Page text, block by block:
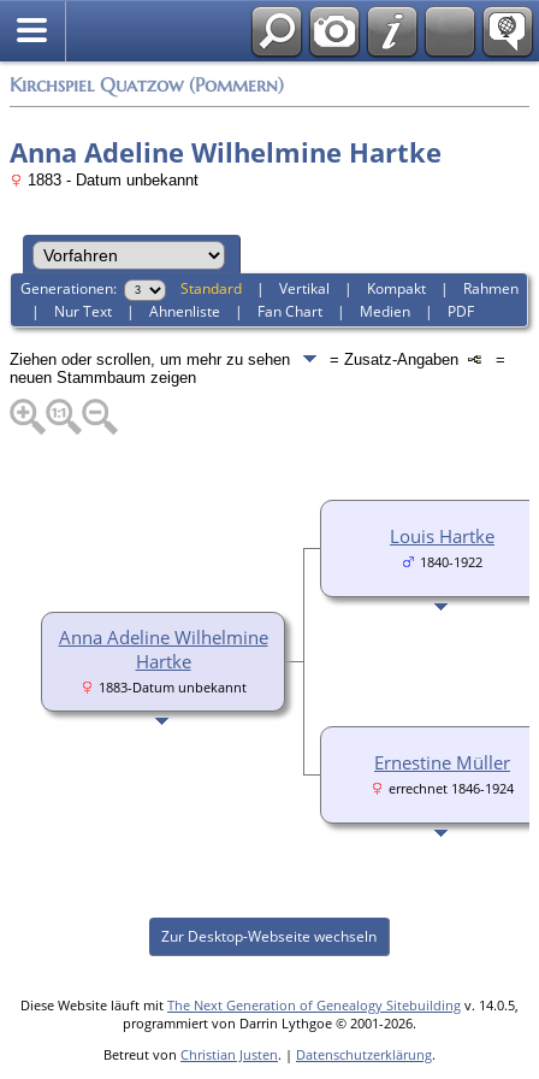
Kirchspiel Quatzow (Pommern)
Anna Adeline Wilhelmine Hartke
1883 - Datum unbekannt
Generationen: Standard |Vertikal | Kompakt | Rahmen
| Nur Text |Ahnenliste | Fan Chart | Medien | PDF
Ziehen oder scrollen, um mehr zu sehen = Zusatz-Angaben
=
neuen Stammbaum zeigen
Anna Adeline Wilhelmine
Hartke
1883-Datum unbekannt
Louis Hartke
1840-1922
Ernestine Müller
errechnet 1846-1924
Zur Desktop-Webseite wechseln
Diese Website läuft mit The Next Generation of Genealogy Sitebuilding v. 14.0.5,
programmiert von Darrin Lythgoe © 2001-2026.
Betreut von Christian Justen. | Datenschutzerklärung.